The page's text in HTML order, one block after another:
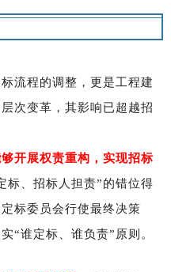
流程的调整，更是工程建
次变革，其影响已超越招
开展权责重构，实现招标
标、招标人担责”的错位得
标委员会行使最终决策
“谁定标、谁负责”原则。